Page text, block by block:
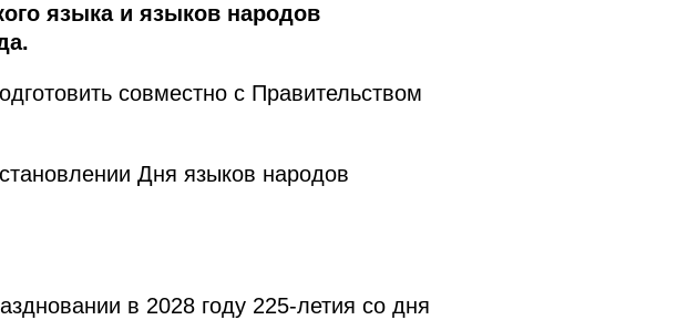
языка и языков народов
совместно с Правительством
Дня языков народов
в 2028 году 225-летия со дня